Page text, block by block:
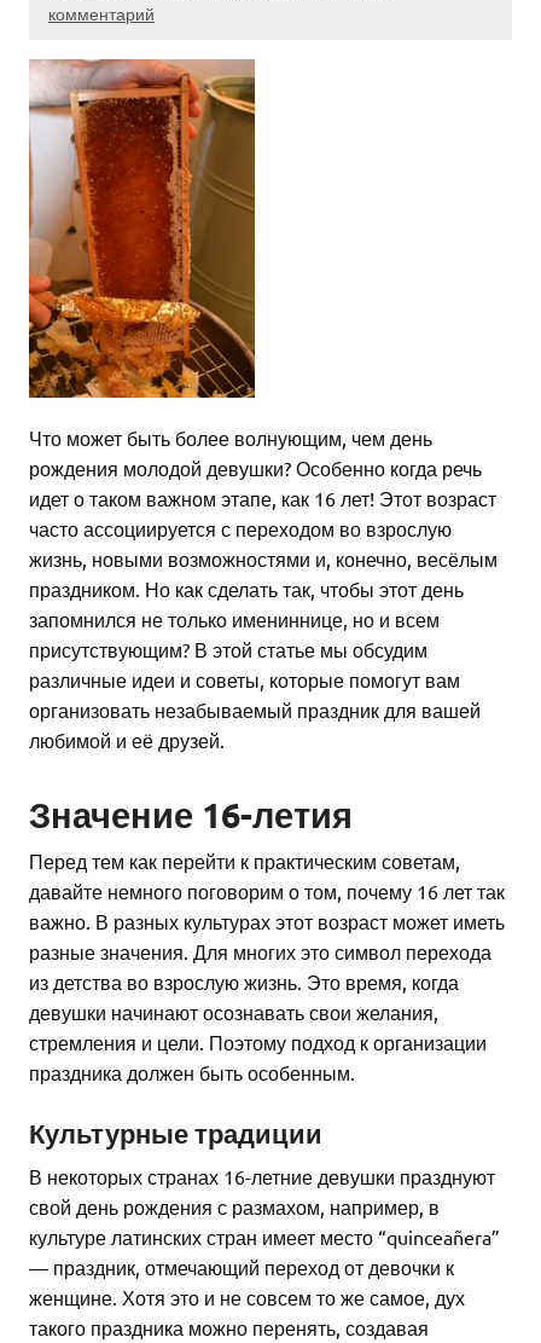
комментарий
Что может быть более волнующим, чем день
рождения молодой девушки? Особенно когда речь
идет о таком важном этапе, как 16 лет! Этот возраст
часто ассоциируется с переходом во взрослую
жизнь, новыми возможностями и, конечно, весёлым
праздником. Но как сделать так, чтобы этот день
запомнился не только имениннице, но и всем
присутствующим? В этой статье мы обсудим
различные идеи и советы, которые помогут вам
организовать незабываемый праздник для вашей
любимой и её друзей.
Значение 16-летия
Перед тем как перейти к практическим советам,
давайте немного поговорим о том, почему 16 лет так
важно. В разных культурах этот возраст может иметь
разные значения. Для многих это символ перехода
из детства во взрослую жизнь. Это время, когда
девушки начинают осознавать свои желания,
стремления и цели. Поэтому подход к организации
праздника должен быть особенным.
Культурные традиции
В некоторых странах 16-летние девушки празднуют
свой день рождения с размахом, например, в
культуре латинских стран имеет место “quinceañera”
— праздник, отмечающий переход от девочки к
женщине. Хотя это и не совсем то же самое, дух
такого праздника можно перенять, создавая